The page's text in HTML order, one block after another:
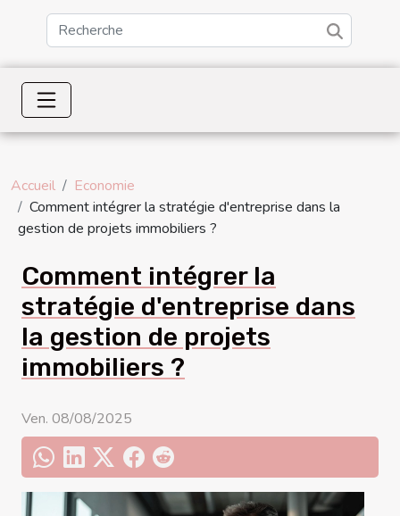
Accueil
Economie
Comment intégrer la stratégie d'entreprise dans la
gestion de projets immobiliers ?
Comment intégrer la
stratégie d'entreprise dans
la gestion de projets
immobiliers ?
Ven. 08/08/2025